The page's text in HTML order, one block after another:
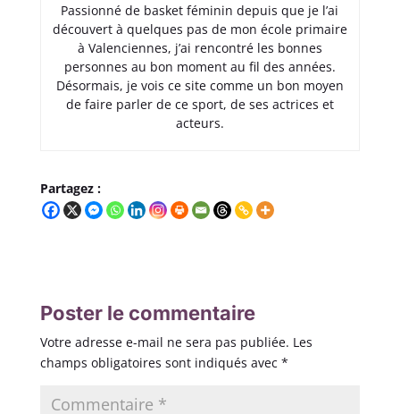
Passionné de basket féminin depuis que je l’ai
découvert à quelques pas de mon école primaire
à Valenciennes, j’ai rencontré les bonnes
personnes au bon moment au fil des années.
Désormais, je vois ce site comme un bon moyen
de faire parler de ce sport, de ses actrices et
acteurs.
Partagez :
Poster le commentaire
Votre adresse e-mail ne sera pas publiée. Les
champs obligatoires sont indiqués avec *